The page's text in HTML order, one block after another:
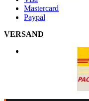
Mastercard
Paypal
VERSAND